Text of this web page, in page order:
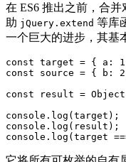
在 ES6 推出之前，合
助 jQuery.extend 等库
一个巨大的进步，其基
const target = { a:
const source = { b:
const result =